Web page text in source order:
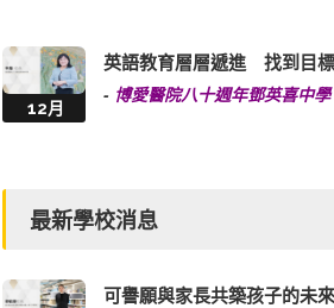
12月
英語教育層層遞進 找到目
- 博愛醫院八十週年鄧英喜中學
最新學校消息
可譽願與家長共築孩子的未來